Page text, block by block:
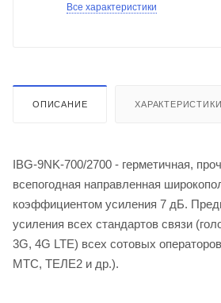
Все характеристики
ОПИСАНИЕ ХАРАКТЕРИСТИКИ
IBG-9NK-700/2700 - герметичная,
всепогодная направленная
коэффициентом усиления 7 дБ.
усиления всех стандартов связи
3G, 4G LTE) всех сотовых
МТС, ТЕЛЕ2 и др.).